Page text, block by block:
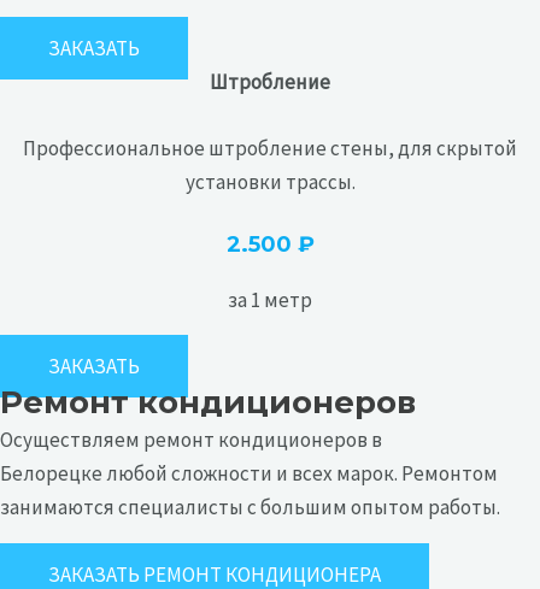
ЗАКАЗАТЬ
Штробление
Профессиональное штробление стены, для скрытой
установки трассы.
2.500 ₽
за 1 метр
ЗАКАЗАТЬ
Ремонт кондиционеров
Осуществляем ремонт кондиционеров в
Белорецкелюбой сложности и всех марок. Ремонтом
занимаются специалисты с большим опытом работы.
ЗАКАЗАТЬ РЕМОНТ КОНДИЦИОНЕРА